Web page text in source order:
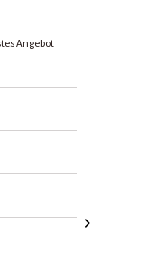
Angebot